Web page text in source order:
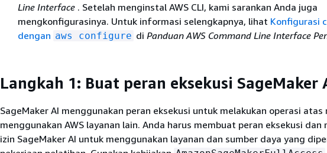
Line Interface . Setelah menginstal AWS CLI, kami sarankan Anda juga
mengkonfigurasinya. Untuk informasi selengkapnya, lihat Konfigurasi
dengan aws configure di Panduan AWS Command Line Interface
Langkah 1: Buat peran eksekusi SageMaker
SageMaker AI menggunakan peran eksekusi untuk melakukan operasi atas
menggunakan AWS layanan lain. Anda harus membuat peran eksekusi dan
izin SageMaker AI untuk menggunakan layanan dan sumber daya yang